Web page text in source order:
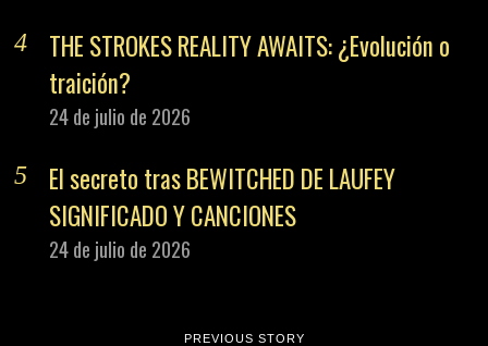
THE STROKES REALITY AWAITS: ¿Evolución o
traición?
24 de julio de 2026
El secreto tras BEWITCHED DE LAUFEY
SIGNIFICADO Y CANCIONES
24 de julio de 2026
PREVIOUS STORY